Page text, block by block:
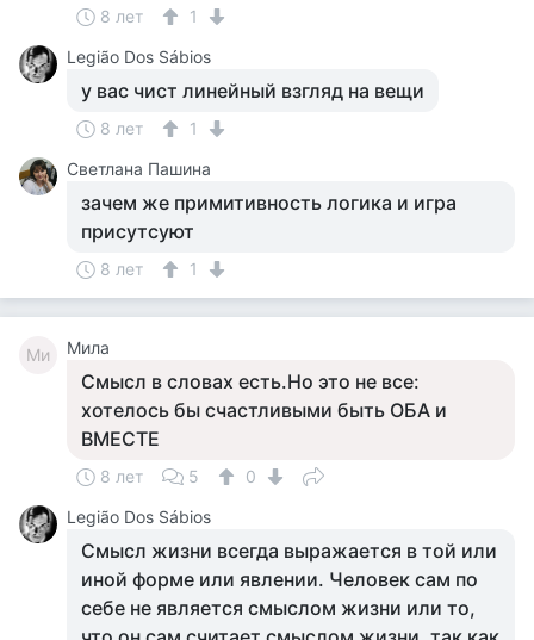
8 лет
1
Legião Dos Sábios
у вас чист линейный взгляд на вещи
8 лет
1
Светлана Пашина
зачем же примитивность логика и игра
присутсуют
8 лет 1
Ми Мила
Смысл в словах есть.Но это не все:
хотелось бы счастливыми быть ОБА и
ВМЕСТЕ
8 лет 5
0
Legião Dos Sábios
Смысл жизни всегда выражается в той или
иной форме или явлении. Человек сам по
себе не является смыслом жизни или то,